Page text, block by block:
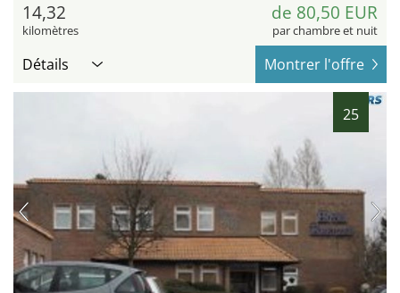
14,32
kilomètres
de 80,50 EUR
par chambre et nuit
Détails Montrer l'offre
25